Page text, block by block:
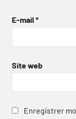
E-mail *
Site web
Enregistrer